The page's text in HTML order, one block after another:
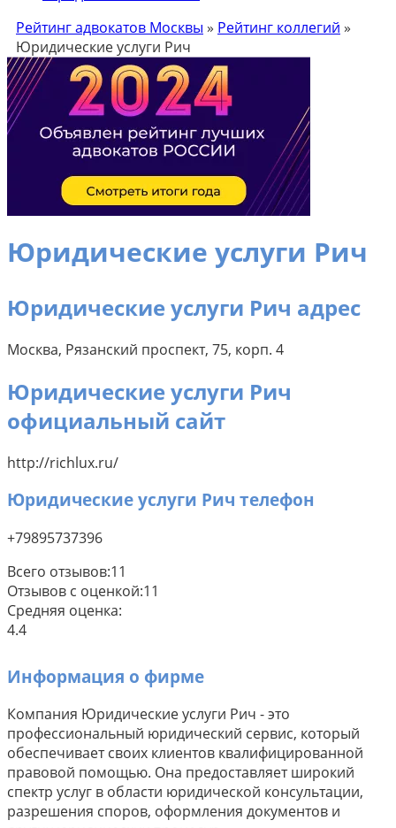
Рейтинг адвокатов Москвы » Рейтинг коллегий »
Юридические услуги Рич
Юридические услуги Рич
Юридические услуги Рич адрес
Москва, Рязанский проспект, 75, корп. 4
Юридические услуги Рич
официальный сайт
http://richlux.ru/
Юридические услуги Рич телефон
+79895737396
Всего отзывов:11
Отзывов с оценкой:11
Средняя оценка:
4.4
Информация о фирме
Компания Юридические услуги Рич - это
профессиональный юридический сервис, который
обеспечивает своих клиентов квалифицированной
правовой помощью. Она предоставляет широкий
спектр услуг в области юридической консультации,
разрешения споров, оформления документов и